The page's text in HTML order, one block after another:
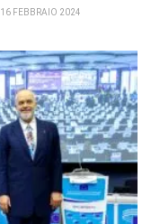
16 FEBBRAIO 2024